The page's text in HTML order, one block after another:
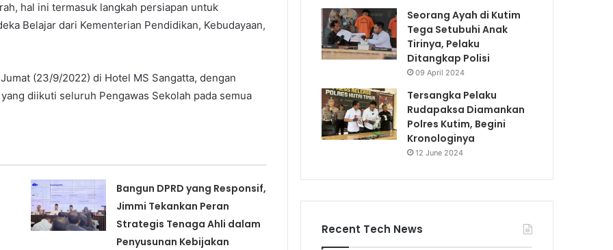
hal ini termasuk langkah persiapan untuk
Belajar dari Kementerian Pendidikan, Kebudayaan,
(23/9/2022) di Hotel MS Sangatta, dengan
diikuti seluruh Pengawas Sekolah pada semua
Bangun DPRD yang Responsif,
Jimmi Tekankan Peran
Strategis Tenaga Ahli dalam
Penyusunan Kebijakan
Seorang Ayah di Kutim
Tega Setubuhi Anak
Tirinya, Pelaku
Ditangkap Polisi
09 April 2024
Tersangka Pelaku
Rudapaksa Diamankan
Polres Kutim, Begini
Kronologinya
12 June 2024
Recent Tech News